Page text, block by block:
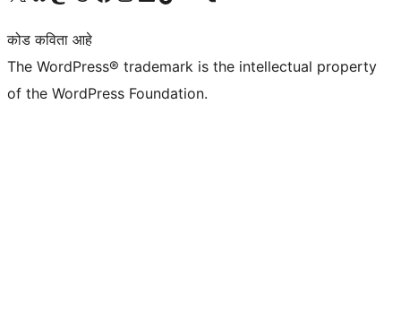
कोड कविता आहे
The WordPress® trademark is the intellectual property
of the WordPress Foundation.